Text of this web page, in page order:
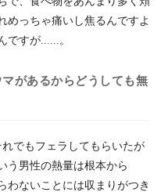
めっちゃ痛いし焦るんですよ
ですが......。
があるからどうしても無
でもフェラしてもらいたが
う男性の熱量は根本から
わないことには収まりがつき